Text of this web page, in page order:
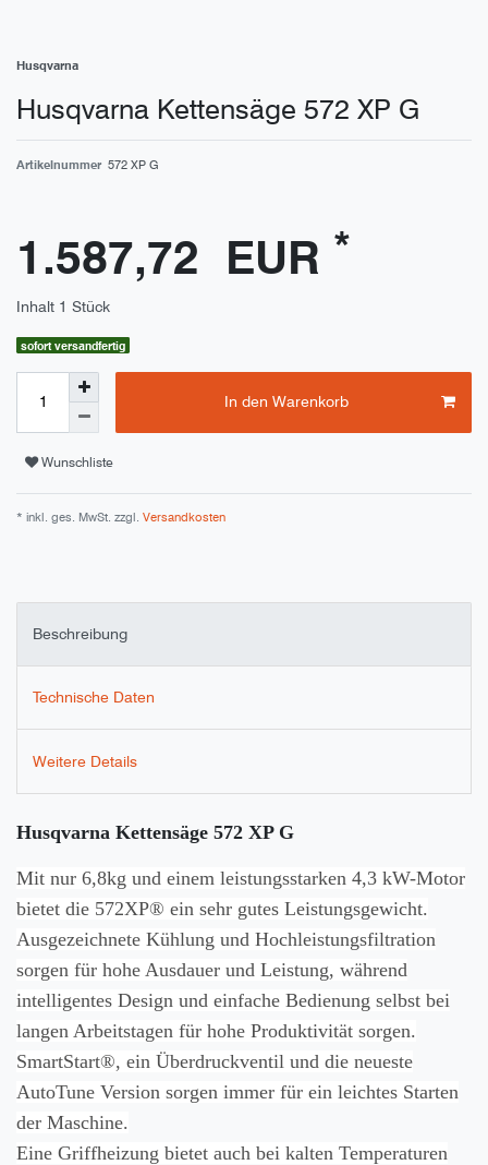
Husqvarna
Husqvarna Kettensäge 572 XP G
Artikelnummer 572 XP G
1.587,72 EUR *
Inhalt 1 Stück
sofort versandfertig
In den Warenkorb
Wunschliste
* inkl. ges. MwSt. zzgl. Versandkosten
Beschreibung
Technische Daten
Weitere Details
Husqvarna Kettensäge 572 XP G
Mit nur 6,8kg und einem leistungsstarken 4,3 kW-Motor
bietet die 572XP® ein sehr gutes Leistungsgewicht.
Ausgezeichnete Kühlung und Hochleistungsfiltration
sorgen für hohe Ausdauer und Leistung, während
intelligentes Design und einfache Bedienung selbst bei
langen Arbeitstagen für hohe Produktivität sorgen.
SmartStart®, ein Überdruckventil und die neueste
AutoTune Version sorgen immer für ein leichtes Starten
der Maschine.
Eine Griffheizung bietet auch bei kalten Temperaturen